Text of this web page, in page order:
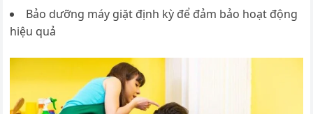
Bảo dưỡng máy giặt định kỳ để đảm bảo hoạt động
hiệu quả